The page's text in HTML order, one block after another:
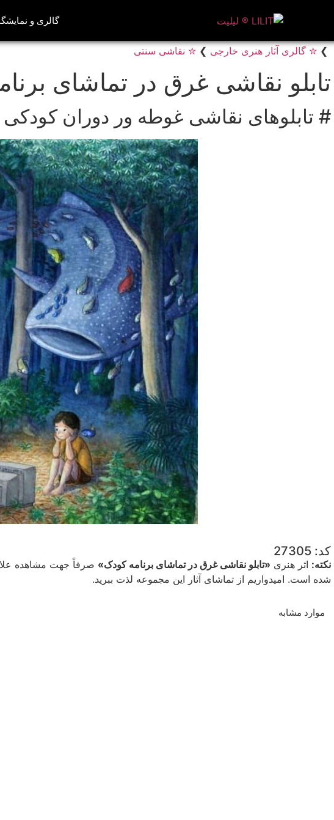
گالری و
❯ ✮ گالری آثار هنری خارجی ❯ ✮ نقاشی سنتی
تابلو نقاشی غرق در تماشای
# تابلوهای نقاشی غوطه ور دوران کودکی
کد: 27305
نکته: اثر هنری «تابلو نقاشی غرق در تماشای برنامه کودک» صرفاً جهت مشاهده
شده است. امیدواریم از تماشای آثار این مجموعه لذت ببرید.
موارد مشابه